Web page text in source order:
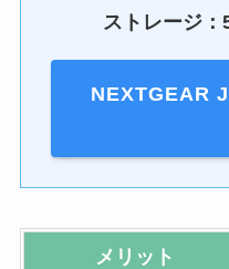
ストレージ
NEXTGEAR
メリット